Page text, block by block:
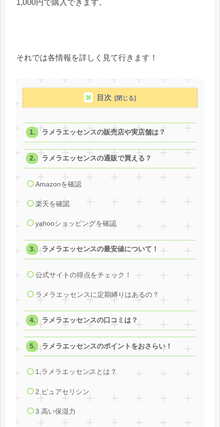
1,000円で購入できます。
それでは各情報を詳しく見て行きます！
目次
ラメラエッセンスの販売店や実店舗は？
ラメラエッセンスの通販で買える？
Amazonを確認
楽天を確認
yahooショッピングを確認
ラメラエッセンスの最安値について！
公式サイトの得点をチェック！
ラメラエッセンスに定期縛りはあるの？
ラメラエッセンスの口コミは？
ラメラエッセンスのポイントをおさらい！
1.ラメラエッセンスとは？
2.ピュアセリシン
3.高い保湿力